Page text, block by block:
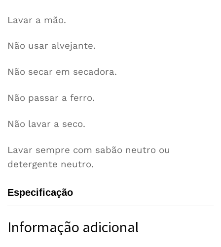
Lavar a mão.
Não usar alvejante.
Não secar em secadora.
Não passar a ferro.
Não lavar a seco.
Lavar sempre com sabão neutro ou
detergente neutro.
Especificação
Informação adicional